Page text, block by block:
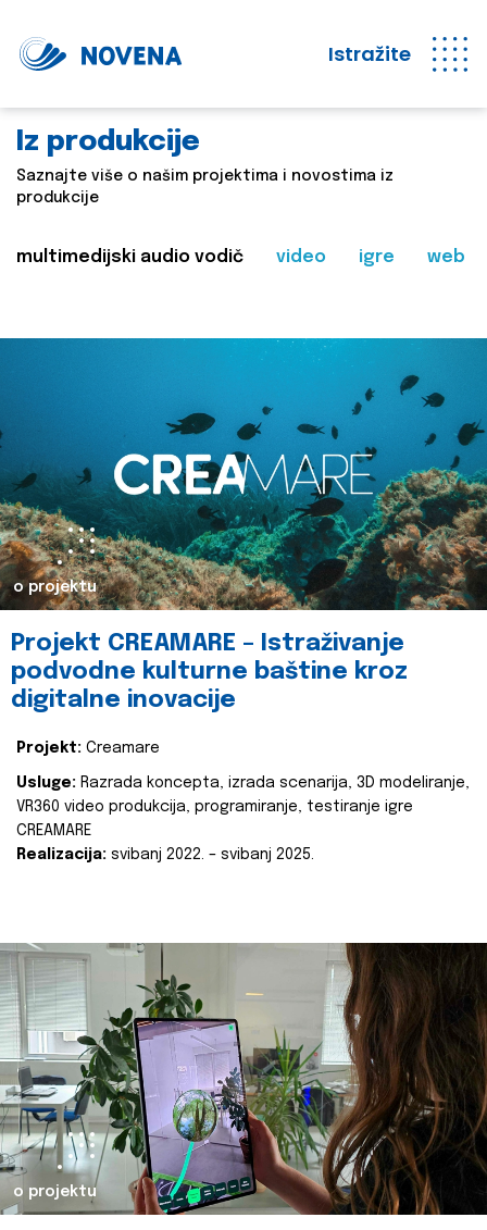
Istražite
Iz produkcije
Saznajte više o našim projektima i novostima iz
produkcije
multimedijski audio vodič video igre web
o projektu
Projekt CREAMARE – Istraživanje
podvodne kulturne baštine kroz
digitalne inovacije
Projekt: Creamare
Usluge: Razrada koncepta, izrada scenarija, 3D modeliranje,
VR360 video produkcija, programiranje, testiranje igre
CREAMARE
Realizacija: svibanj 2022. – svibanj 2025.
o projektu